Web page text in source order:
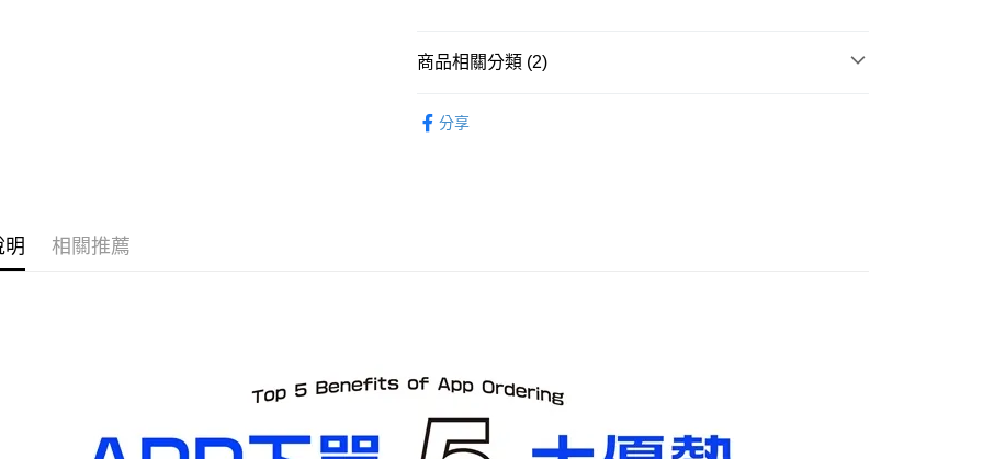
預購-宅配(離島)(舊)
東海門市自取，需自備購物袋取貨唷。
商品相關分類 (2)
分享
明 相關推薦